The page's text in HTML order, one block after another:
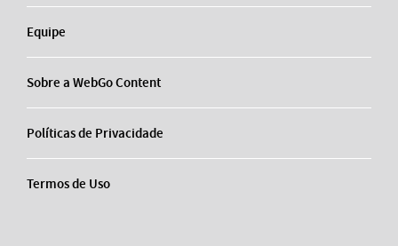
Equipe
Sobre a WebGo Content
Políticas de Privacidade
Termos de Uso